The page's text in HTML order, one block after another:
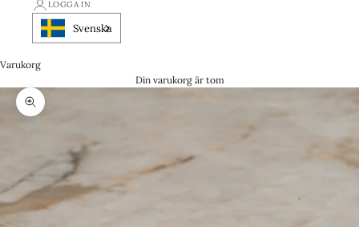
LOGGA IN
Svenska
Varukorg
Din varukorg är tom
Zooma